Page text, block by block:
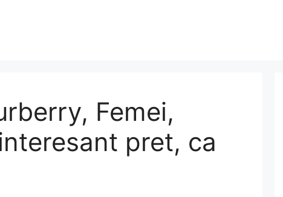
Femei,
pret, ca